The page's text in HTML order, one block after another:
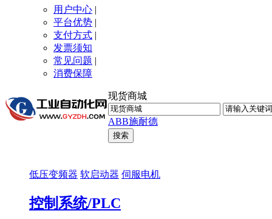
用户中心 |
平台优势 |
支付方式 |
发票须知
常见问题 |
消费保障
现货商城
ABB施耐德
低压变频器 软启动器 伺服电机
控制系统/PLC